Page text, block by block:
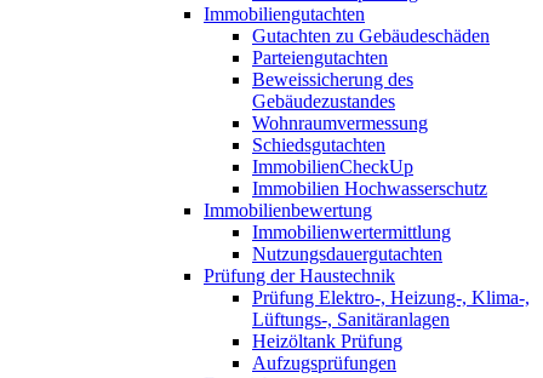
Immobiliengutachten
Gutachten zu Gebäudeschäden
Parteiengutachten
Beweissicherung des
Gebäudezustandes
Wohnraumvermessung
Schiedsgutachten
ImmobilienCheckUp
Immobilien Hochwasserschutz
Immobilienbewertung
Immobilienwertermittlung
Nutzungsdauergutachten
Prüfung der Haustechnik
Prüfung Elektro-, Heizung-, Klima-,
Lüftungs-, Sanitäranlagen
Heizöltank Prüfung
Aufzugsprüfungen